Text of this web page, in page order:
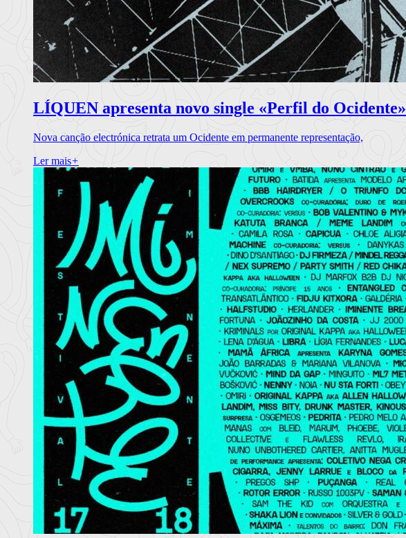
LÍQUEN apresenta novo single «Perfil do Ocidente»
Nova canção electrónica retrata um Ocidente em permanente representação,
Ler mais+